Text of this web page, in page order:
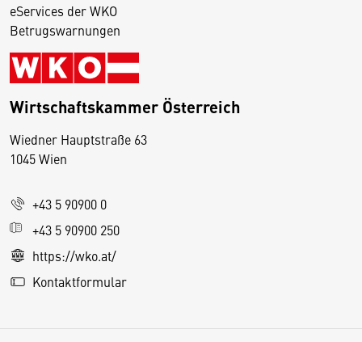
eServices der WKO
Betrugswarnungen
Wirtschaftskammer Österreich
Wiedner Hauptstraße 63
1045 Wien
+43 5 90900 0
+43 5 90900 250
https://wko.at/
Kontaktformular
D
s
e
S
e